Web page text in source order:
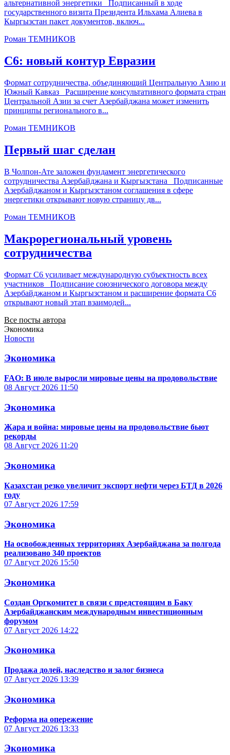
альтернативной энергетики Подписанный в ходе
государственного визита Президента Ильхама Алиева в
Кыргызстан пакет документов, включ...
Роман ТЕМНИКОВ
С6: новый контур Евразии
Формат сотрудничества, объединяющий Центральную Азию и
Южный Кавказ Расширение консультативного формата стран
Центральной Азии за счет Азербайджана может изменить
принципы регионального в...
Роман ТЕМНИКОВ
Первый шаг сделан
В Чолпон-Ате заложен фундамент энергетического
сотрудничества Азербайджана и Кыргызстана Подписанные
Азербайджаном и Кыргызстаном соглашения в сфере
энергетики открывают новую страницу дв...
Роман ТЕМНИКОВ
Макрорегиональный уровень
сотрудничества
Формат С6 усиливает международную субъектность всех
участников Подписание союзнического договора между
Азербайджаном и Кыргызстаном и расширение формата С6
открывают новый этап взаимодей...
Все посты автора
Экономика
Новости
Экономика
FAO: В июле выросли мировые цены на продовольствие
08 Август 2026 11:50
Экономика
Жара и война: мировые цены на продовольствие бьют
рекорды
08 Август 2026 11:20
Экономика
Казахстан резко увеличит экспорт нефти через БТД в 2026
году
07 Август 2026 17:59
Экономика
На освобожденных территориях Азербайджана за полгода
реализовано 340 проектов
07 Август 2026 15:50
Экономика
Создан Оргкомитет в связи с предстоящим в Баку
Азербайджанским международным инвестиционным
форумом
07 Август 2026 14:22
Экономика
Продажа долей, наследство и залог бизнеса
07 Август 2026 13:39
Экономика
Реформа на опережение
07 Август 2026 13:33
Экономика